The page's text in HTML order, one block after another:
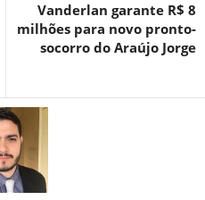
Vanderlan garante R$ 8
milhões para novo pronto-
socorro do Araújo Jorge